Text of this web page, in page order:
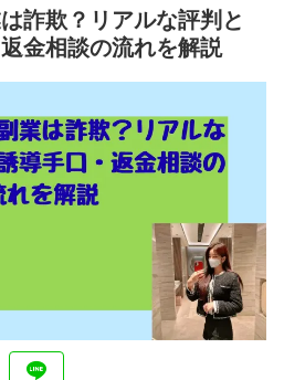
詐欺？リアルな評判と
金相談の流れを解説